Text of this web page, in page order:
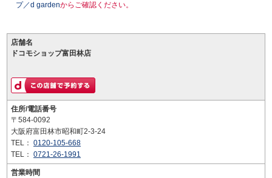
プ／d gardenからご確認ください。
店舗名
ドコモショップ富田林店
住所/電話番号
〒584-0092
大阪府富田林市昭和町2-3-24
TEL： 0120-105-668
TEL： 0721-26-1991
営業時間